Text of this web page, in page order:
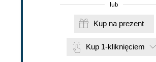
lub
Kup na prezent
Kup 1-kliknięciem